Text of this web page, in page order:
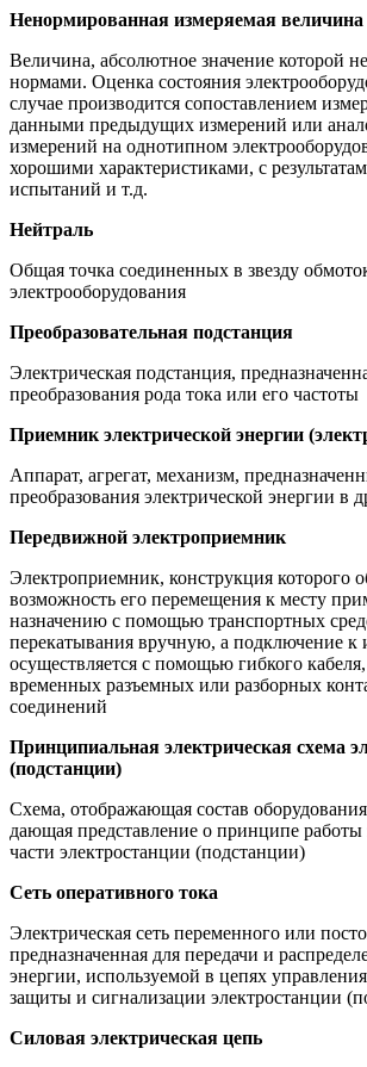
Ненормированная измеряемая величина
Величина, абсолютное значение которой
нормами. Оценка состояния
случае производится сопоставлением
данными предыдущих измерений или
измерений на однотипном
хорошими характеристиками, с
испытаний и т.д.
Нейтраль
Общая точка соединенных в звезду
электрооборудования
Преобразовательная подстанция
Электрическая подстанция,
преобразования рода тока или его частоты
Приемник электрической энергии
Аппарат, агрегат, механизм,
преобразования электрической энергии в
Передвижной электроприемник
Электроприемник, конструкция которого
возможность его перемещения к месту
назначению с помощью транспортных
перекатывания вручную, а подключение к
осуществляется с помощью гибкого
временных разъемных или разборных
соединений
Принципиальная электрическая схема
(подстанции)
Схема, отображающая состав оборудования
дающая представление о принципе работы
части электростанции (подстанции)
Сеть оперативного тока
Электрическая сеть переменного или
предназначенная для передачи и
энергии, используемой в цепях
защиты и сигнализации электростанции
Силовая электрическая цепь